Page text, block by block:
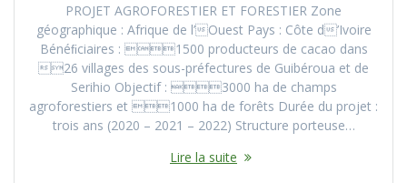
PROJET AGROFORESTIER ET FORESTIER Zone
géographique : Afrique de l’Ouest Pays : Côte d’Ivoire
Bénéﬁciaires : 1500 producteurs de cacao dans
26 villages des sous-préfectures de Guibéroua et de
Serihio Objectif : 3000 ha de champs
agroforestiers et 1000 ha de forêts Durée du projet :
trois ans (2020 – 2021 – 2022) Structure porteuse…
Lire la suite